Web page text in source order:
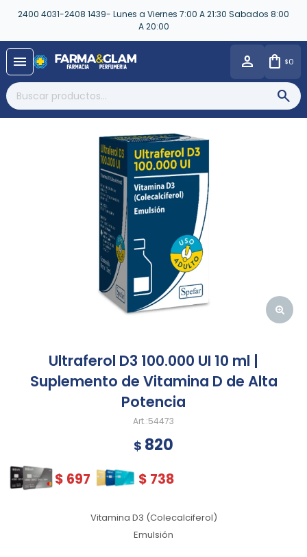
2400 4031-2408 1439- Lunes a Viernes 7:00 A 21:30 Sabados 8:00
A 20:00
menu $0
Ultraferol D3 100.000 UI 10 ml |
Suplemento de Vitamina D de Alta
Potencia
54473
$ 820
$ 697 $ 738
Vitamina D3 (Colecalciferol)
Emulsión